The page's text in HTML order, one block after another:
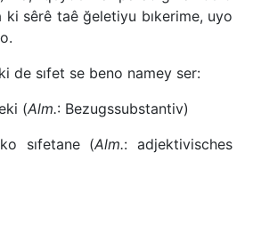
ki sêrê taê ğeletiyu bıkerime, uyo
de sıfet se beno namey ser:
(Alm.: Bezugssubstantiv)
sıfetane (Alm.: adjektivisches